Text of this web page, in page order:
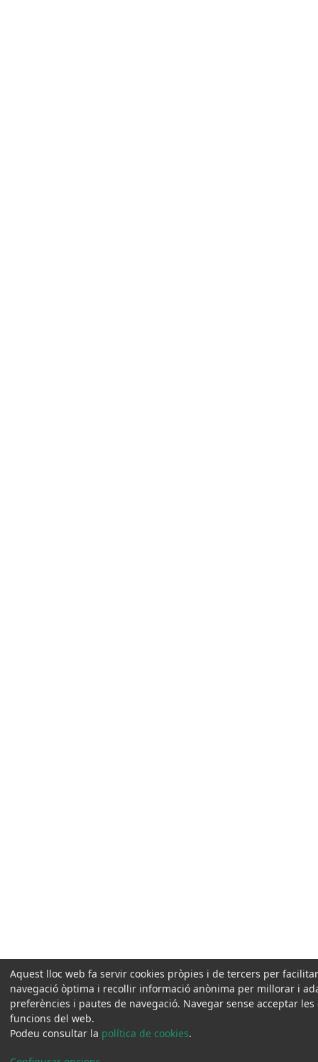
Aquest lloc web fa servir cookies pròpies i de tercers per
navegació òptima i recollir informació anònima per millorar i
preferències i pautes de navegació. Navegar sense acceptar
funcions del web.
Podeu consultar la política de cookies.